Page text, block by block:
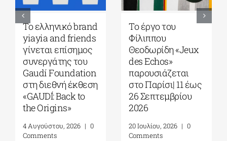
Το ελληνικό brand
yiayia and friends
γίνεται επίσημος
συνεργάτης του
Gaudí Foundation
στη διεθνή έκθεση
«GAUDÍ: Back to
the Origins»
4 Αυγούστου, 2026 | 0
Comments
Το έργο του
Φίλιππου
Θεοδωρίδη «Jeux
des Echos»
παρουσιάζεται
στο Παρίσι| 11 έως
26 Σεπτεμβρίου
2026
20 Ιουλίου, 2026 | 0
Comments